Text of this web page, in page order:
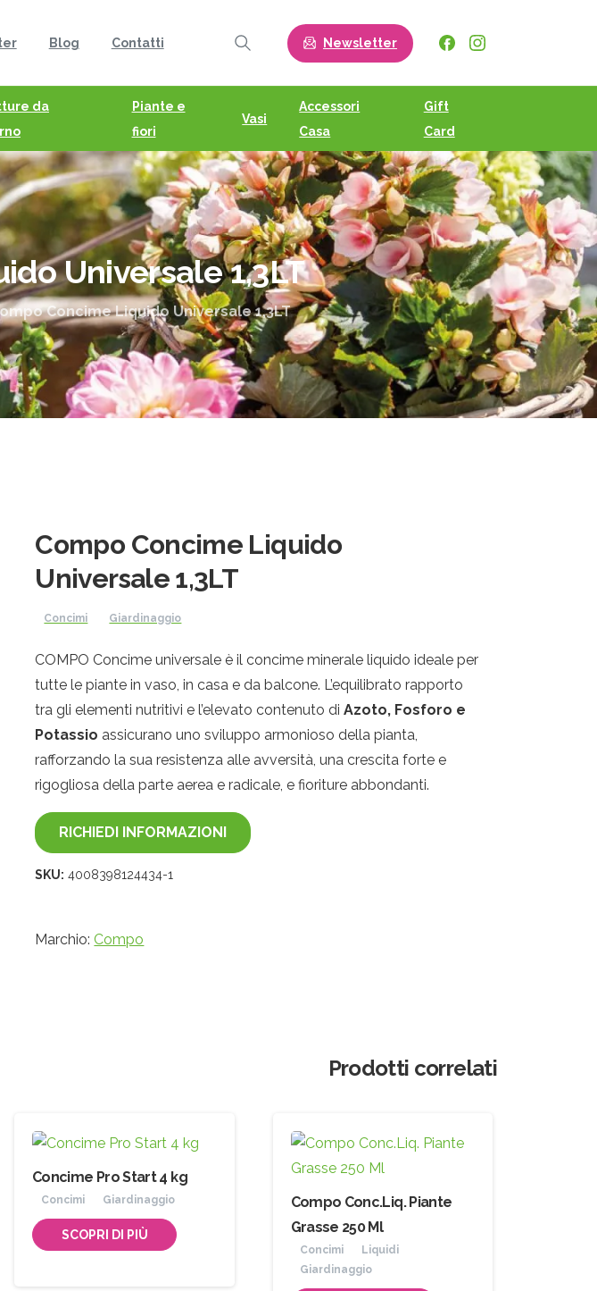
Blog Contatti
Search
Newsletter
da
Piante e
fiori
Vasi
Accessori
Casa
Gift
Card
Universale1,3LT
Concime Liquido Universale 1,3LT
Compo Concime Liquido
Universale 1,3LT
Concimi Giardinaggio
COMPO Concime universale è il concime minerale liquido ideale per
tutte le piante in vaso, in casa e da balcone. L’equilibrato rapporto
tra gli elementi nutritivi e l’elevato contenuto diAzoto, Fosforo e
Potassio assicurano uno sviluppo armonioso della pianta,
rafforzando la sua resistenza alle avversità, una crescita forte e
rigogliosa della parte aerea e radicale, e fioriture abbondanti.
RICHIEDI INFORMAZIONI
SKU: 4008398124434-1
Marchio: Compo
Prodotti correlati
Concime Pro Start 4 kg
Concimi Giardinaggio
SCOPRI DI PIÙ
Compo Conc.Liq. Piante
Grasse 250 Ml
Concimi
Liquidi
Giardinaggio